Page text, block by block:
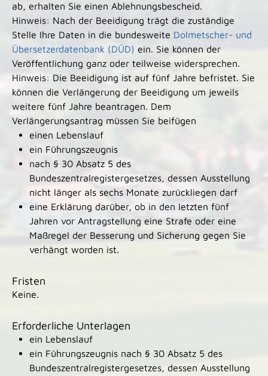
ab, erhalten Sie einen Ablehnungsbescheid.
Hinweis: Nach der Beeidigung trägt die zuständige
Stelle Ihre Daten in die bundesweite Dolmetscher- und
Übersetzerdatenbank (DÜD) ein. Sie können der
Veröffentlichung ganz oder teilweise widersprechen.
Hinweis: Die Beeidigung ist auf fünf Jahre befristet. Sie
können die Verlängerung der Beeidigung um jeweils
weitere fünf Jahre beantragen. Dem
Verlängerungsantrag müssen Sie beifügen
einen Lebenslauf
ein Führungszeugnis
nach § 30 Absatz 5 des
Bundeszentralregistergesetzes, dessen Ausstellung
nicht länger als sechs Monate zurückliegen darf
eine Erklärung darüber, ob in den letzten fünf
Jahren vor Antragstellung eine Strafe oder eine
Maßregel der Besserung und Sicherung gegen Sie
verhängt worden ist.
Fristen
Keine.
Erforderliche Unterlagen
ein Lebenslauf
ein Führungszeugnis nach § 30 Absatz 5 des
Bundeszentralregistergesetzes, dessen Ausstellung